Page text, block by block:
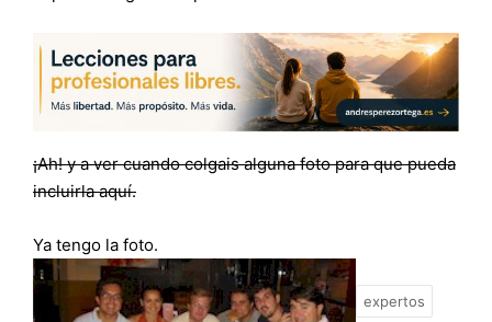
¡Ah! y a ver cuando colgais alguna foto para que pueda
incluirla aquí.
Ya tengo la foto.
expertos